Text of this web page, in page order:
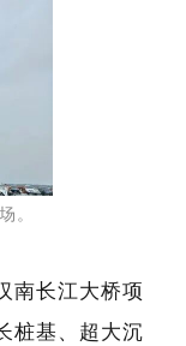
。
南长江大桥项
桩基、超大沉